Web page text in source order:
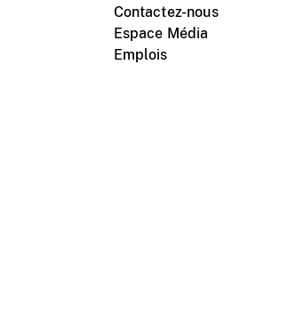
Contactez-nous
Espace Média
Emplois